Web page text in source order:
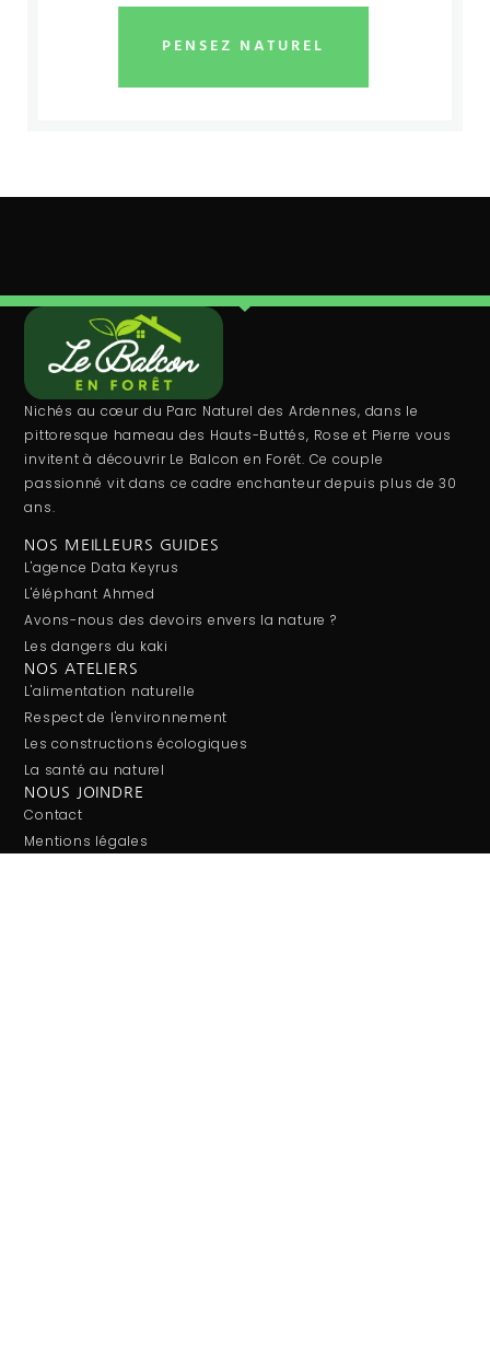
PENSEZ NATUREL
Nichés au cœur du Parc Naturel des Ardennes, dans le
pittoresque hameau des Hauts-Buttés, Rose et Pierre vous
invitent à découvrir Le Balcon en Forêt. Ce couple
passionné vit dans ce cadre enchanteur depuis plus de 30
ans.
NOS MEILLEURS GUIDES
L'agence Data Keyrus
L'éléphant Ahmed
Avons-nous des devoirs envers la nature ?
Les dangers du kaki
NOS ATELIERS
L'alimentation naturelle
Respect de l'environnement
Les constructions écologiques
La santé au naturel
NOUS JOINDRE
Contact
Mentions légales